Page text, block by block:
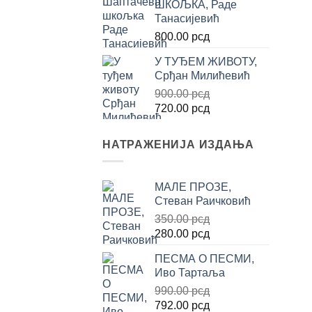
била:
2,000.00 рсд.
1,600.00 рсд.
ШКОЉКА, Раде
Танасијевић
800.00 рсд
У ТУЂЕМ ЖИВОТУ,
Срђан Милићевић
900.00рсд
Оригинална
цена
била:
720.00 рсд
720.00 рсд.
НАТРАЖЕНИЈА ИЗДАЊА
МАЛЕ ПРОЗЕ,
Стеван Раичковић
350.00рсд
Оригинална
је
била:
350.00 рсд.
280.00 рсд
је:
280.00 рсд.
ПЕСМА О ПЕСМИ,
Иво Тартаља
990.00рсд
Оригинална
792.00 рсд